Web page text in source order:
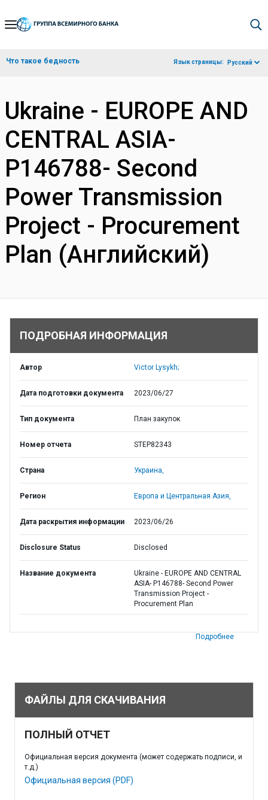
Skip
Navigation
Что такое бедность Язык страницы: Русский
Ukraine - EUROPE AND
CENTRAL ASIA-
P146788- Second
Power Transmission
Project - Procurement
Plan (Английский)
ПОДРОБНАЯ ИНФОРМАЦИЯ
Автор Victor Lysykh;
Дата подготовки документа 2023/06/27
Тип документа План закупок
Номер отчета STEP82343
Страна Украина,
Регион Европа и Центральная Азия,
Дата раскрытия информации 2023/06/26
Disclosure Status Disclosed
Название документа
Ukraine - EUROPE AND CENTRAL
ASIA- P146788- Second Power
Transmission Project -
Procurement Plan
Подробнее
ФАЙЛЫ ДЛЯ СКАЧИВАНИЯ
ПОЛНЫЙ ОТЧЕТ
Официальная версия документа (может содержать подписи, и
т.д.)
Официальная версия (PDF)